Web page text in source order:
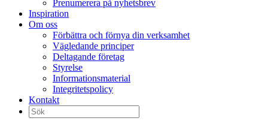
Prenumerera på nyhetsbrev
Inspiration
Om oss
Förbättra och förnya din verksamhet
Vägledande principer
Deltagande företag
Styrelse
Informationsmaterial
Integritetspolicy
Kontakt
Sök
efter: